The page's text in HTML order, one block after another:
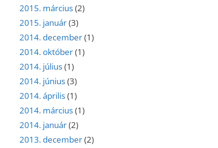
2015. március(2)
2015. január(3)
2014. december(1)
2014. október(1)
2014. július(1)
2014. június(3)
2014. április(1)
2014. március(1)
2014. január(2)
2013. december(2)